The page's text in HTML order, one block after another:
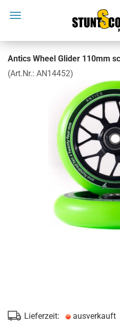
Antics Wheel Glider 110mm
(Art.Nr.: AN14452)
Lieferzeit: ausverkauft